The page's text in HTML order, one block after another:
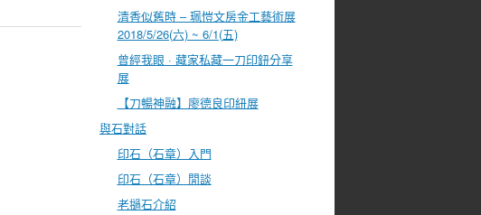
清香似舊時 – 珮愷文房金工藝術展
2018/5/26(六) ~ 6/1(五)
曾經我眼 · 藏家私藏一刀印鈕分享
展
【刀暢神融】廖德良印紐展
與石對話
印石（石章）入門
印石（石章）閒談
老撾石介紹